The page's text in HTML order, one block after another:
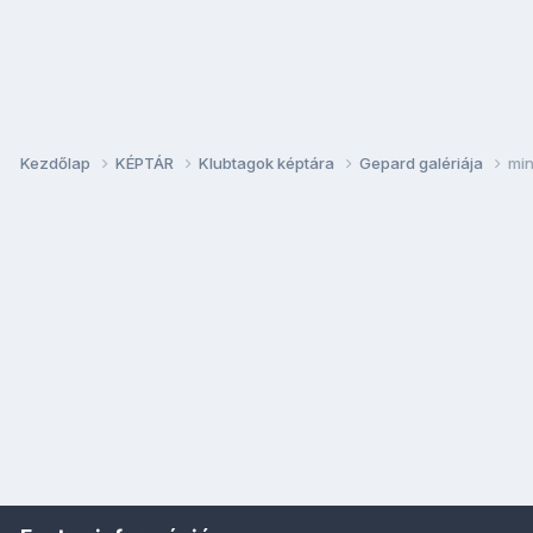
Kezdőlap KÉPTÁR Klubtagok képtára Gepard galériája